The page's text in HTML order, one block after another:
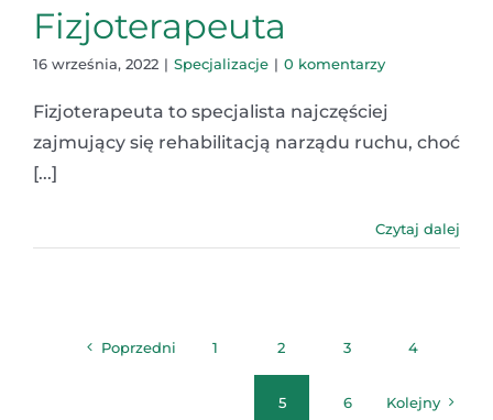
Fizjoterapeuta
16 września, 2022 | Specjalizacje | 0 komentarzy
Fizjoterapeuta to specjalista najczęściej
zajmujący się rehabilitacją narządu ruchu, choć
[...]
Czytaj dalej
Poprzedni 1 2 3 4
5 6 Kolejny